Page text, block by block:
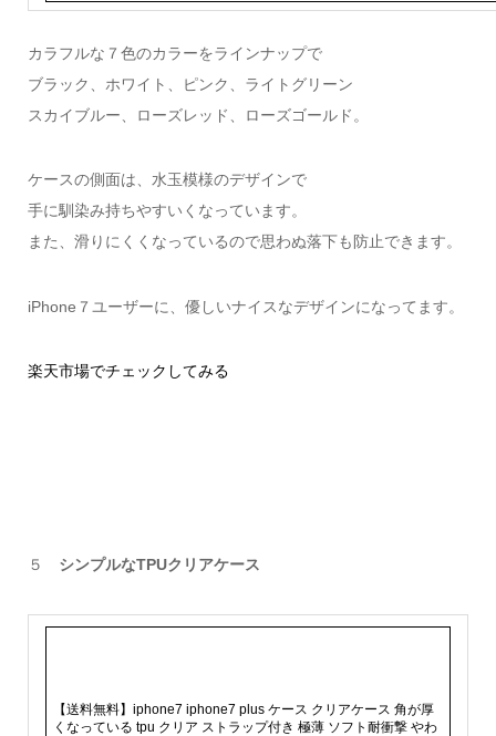
カラフルな７色のカラーをラインナップで
ブラック、ホワイト、ピンク、ライトグリーン
スカイブルー、ローズレッド、ローズゴールド。
ケースの側面は、水玉模様のデザインで
手に馴染み持ちやすいくなっています。
また、滑りにくくなっているので思わぬ落下も防止できます。
iPhone７ユーザーに、優しいナイスなデザインになってます。
楽天市場でチェックしてみる
５ シンプルなTPUクリアケース
【送料無料】iphone7 iphone7 plus ケース クリアケース 角が厚
くなっている tpu クリア ストラップ付き 極薄 ソフト耐衝撃 やわ